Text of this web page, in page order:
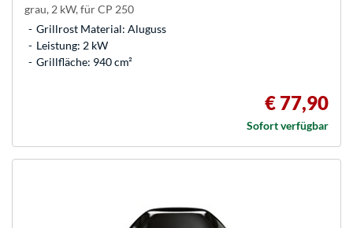
grau, 2 kW, für CP 250
Grillrost Material: Aluguss
Leistung: 2 kW
Grillfläche: 940 cm²
€ 77,90
Sofort verfügbar